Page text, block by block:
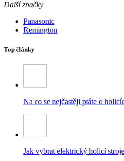
Další značky
Panasonic
Remington
Top články
Na co se nejčastěji ptáte o
Jak vybrat elektrický holicí